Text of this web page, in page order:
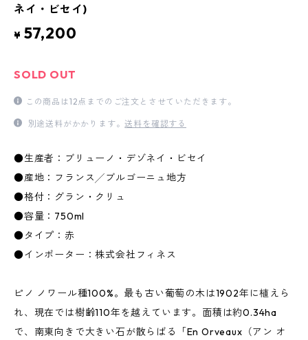
ネイ・ビセイ)
¥ 57,200
SOLD OUT
この商品は12点までのご注文とさせていただきます。
別途送料がかかります。送料を確認する
●生産者：ブリューノ・デゾネイ・ビセイ
●産地：フランス╱ブルゴーニュ地方
●格付：グラン・クリュ
●容量：750ml
●タイプ：赤
●インポーター：株式会社フィネス
ピノ ノワール種100%。最も古い葡萄の木は1902年に植えら
れ、現在では樹齢110年を越えています。面積は約0.34ha
で、南東向きで大きい石が散らばる「En Orveaux（アン オ